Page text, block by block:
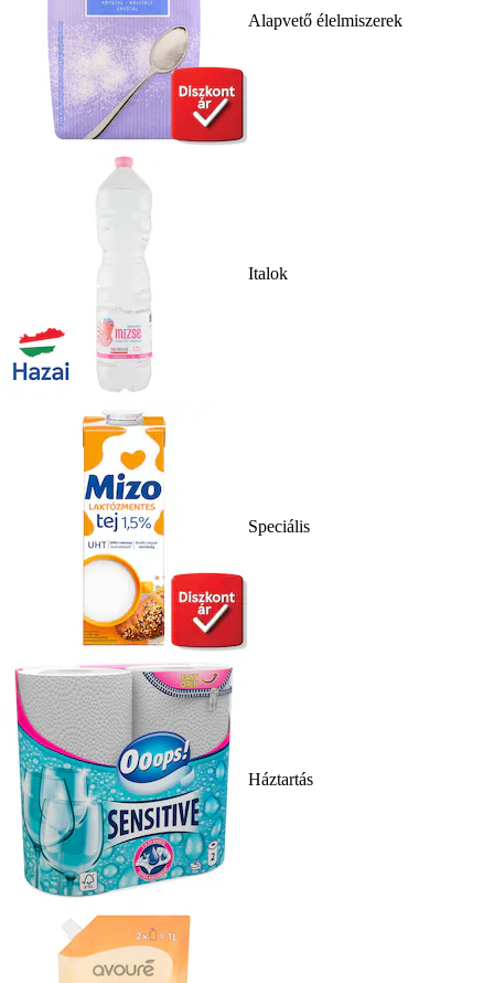
Alapvető élelmiszerek
Italok
Speciális
Háztartás